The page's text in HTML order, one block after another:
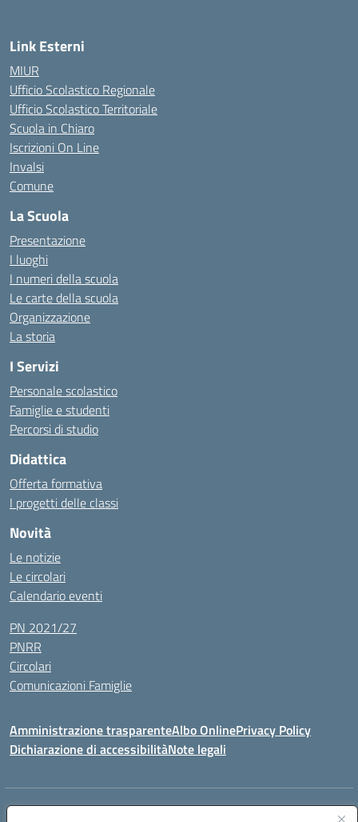
Link Esterni
MIUR
Ufficio Scolastico Regionale
Ufficio Scolastico Territoriale
Scuola in Chiaro
Iscrizioni On Line
Invalsi
Comune
La Scuola
Presentazione
I luoghi
I numeri della scuola
Le carte della scuola
Organizzazione
La storia
I Servizi
Personale scolastico
Famiglie e studenti
Percorsi di studio
Didattica
Offerta formativa
I progetti delle classi
Novità
Le notizie
Le circolari
Calendario eventi
PN 2021/27
PNRR
Circolari
Comunicazioni Famiglie
Amministrazione trasparenteAlbo OnlinePrivacy Policy
Dichiarazione di accessibilitàNote legali
Indirizzo: